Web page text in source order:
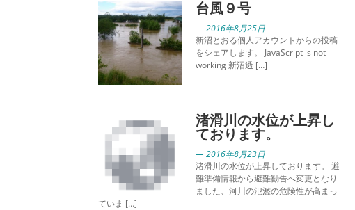
台風９号
— 2016年8月25日
新沼とおる個人アカウントからの投稿
をシェアします。 JavaScript is not
working 新沼透 […]
渚滑川の水位が上昇し
ております。
— 2016年8月23日
渚滑川の水位が上昇しております。 避
難準備情報から避難勧告へ変更となり
ました、河川の氾濫の危険性が高まっ
ていま […]